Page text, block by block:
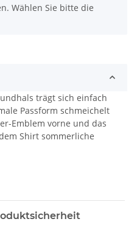
Wählen Sie bitte die
trägt sich einfach
Passform schmeichelt
Emblem vorne und das
Shirt sommerliche